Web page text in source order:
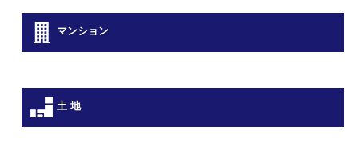
マンション
土 地